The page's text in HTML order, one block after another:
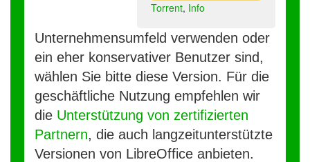
Torrent, Info
Unternehmensumfeld verwenden oder
ein eher konservativer Benutzer sind,
wählen Sie bitte diese Version. Für die
geschäftliche Nutzung empfehlen wir
die Unterstützung von zertifizierten
Partnern, die auch langzeitunterstützte
Versionen von LibreOffice anbieten.